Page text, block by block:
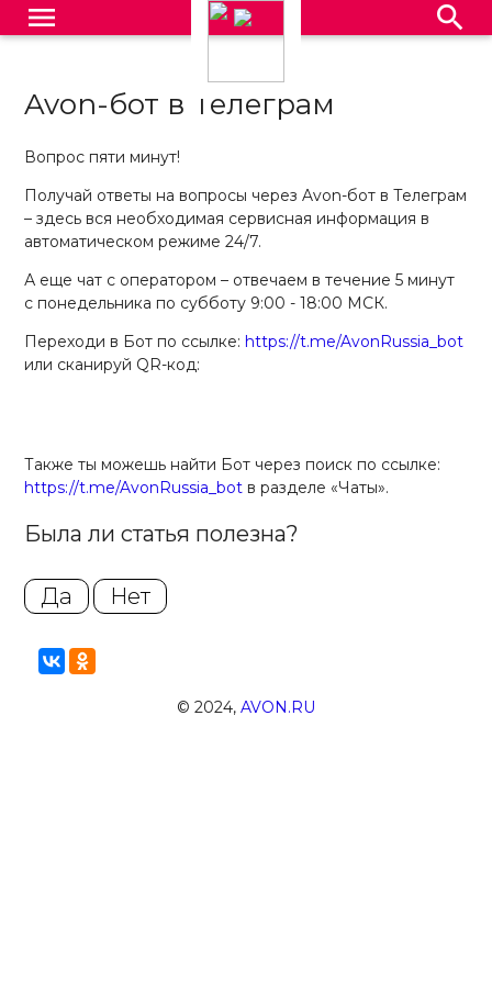
menu search
Avon-бот в Телеграм
Вопрос пяти минут!
Получай ответы на вопросы через Avon-бот в Телеграм
– здесь вся необходимая сервисная информация в
автоматическом режиме 24/7.
А еще чат с оператором – отвечаем в течение 5 минут
с понедельника по субботу 9:00 - 18:00 МСК.
Переходи в Бот по ссылке:https://t.me/AvonRussia_bot
или сканируй QR-код:
Также ты можешь найти Бот через поиск по ссылке:
https://t.me/AvonRussia_bot в разделе «Чаты».
Была ли статья полезна?
Да Нет
© 2024, AVON.RU